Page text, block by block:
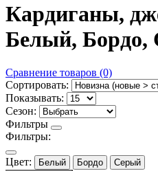
Кардиганы,
Белый, Бордо,
Сравнение товаров (0)
Сортировать:
Показывать:
Сезон:
Фильтры
Фильтры:
Цвет: Белый Бордо
Серый